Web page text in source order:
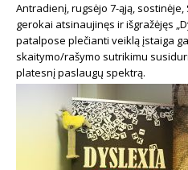
Antradienį, rugsėjo 7-ąją,
gerokai atsinaujinęs ir išgražėjęs
patalpose plečianti veiklą įstaiga
skaitymo/rašymo sutrikimu
platesnį paslaugų spektrą.